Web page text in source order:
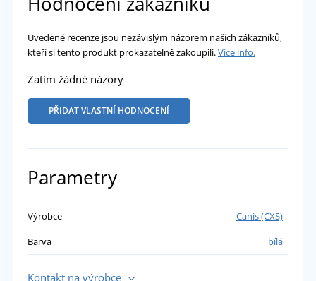
Uvedené recenze jsou nezávislým názorem našich zákazníků,
kteří si tento produkt prokazatelně zakoupili.Více info.
Zatím žádné názory
PŘIDAT VLASTNÍ HODNOCENÍ
Parametry
Výrobce
Canis (CXS)
Barva
bílá
Kontakt na výrobce